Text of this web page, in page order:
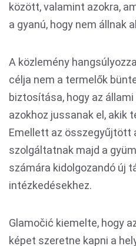
között, valamint azokra,
a gyanú, hogy nem állnak
A közlemény
célja nem a termelők
biztosítása, hogy az
azokhoz jussanak el, akik
Emellett az összegyűjtött
szolgáltatnak majd a
számára kidolgozandó új
intézkedésekhez.
Glamočić kiemelte, hogy
képet szeretne kapni a